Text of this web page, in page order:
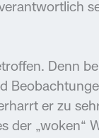
Denn
er zu
der „woken“